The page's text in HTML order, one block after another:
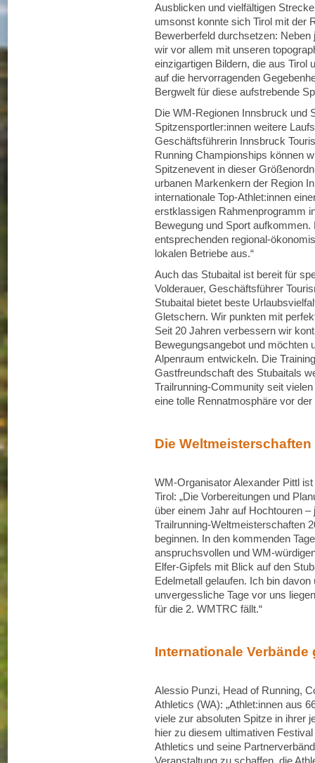
Ausblicken und vielfältigen
umsonst konnte sich Tirol mit der
Bewerberfeld durchsetzen:
wir vor allem mit unseren
einzigartigen Bildern, die aus Tirol
auf die hervorragenden
Bergwelt für diese aufstrebende
Die WM-Regionen Innsbruck und
Spitzensportler:innen weitere
Geschäftsführerin Innsbruck
Running Championships können
Spitzenevent in dieser
urbanen Markenkern der Region
internationale Top-Athlet:innen
erstklassigen Rahmenprogramm
Bewegung und Sport
entsprechenden regional-
lokalen Betriebe aus.“
Auch das Stubaital ist bereit für
Volderauer, Geschäftsführer
Stubaital bietet beste
Gletschern. Wir punkten mit
Seit 20 Jahren verbessern wir
Bewegungsangebot und möchten
Alpenraum entwickeln. Die
Gastfreundschaft des Stubaitals
Trailrunning-Community seit
eine tolle Rennatmosphäre vor
Die
WM-Organisator Alexander Pittl
Tirol: „Die Vorbereitungen und
über einem Jahr auf Hochtouren
Trailrunning-Weltmeisterschaften
beginnen. In den kommenden
anspruchsvollen und WM-
Elfer-Gipfels mit Blick auf den
Edelmetall gelaufen. Ich bin
unvergessliche Tage vor uns
für die 2. WMTRC fällt.“
Internationale Verbände
Alessio Punzi, Head of Running,
Athletics (WA): „Athlet:innen aus
viele zur absoluten Spitze in ihrer
hier zu diesem ultimativen
Athletics und seine
Veranstaltung zu schaffen, die